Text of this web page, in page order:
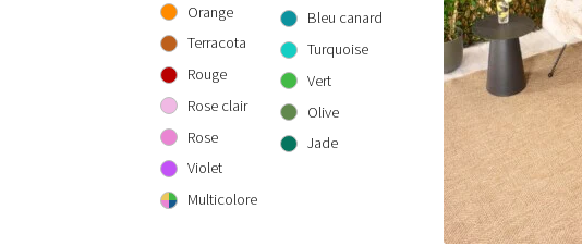
Orange
Terracota
Rouge
Rose clair
Rose
Violet
Multicolore
Bleu canard
Turquoise
Vert
Olive
Jade